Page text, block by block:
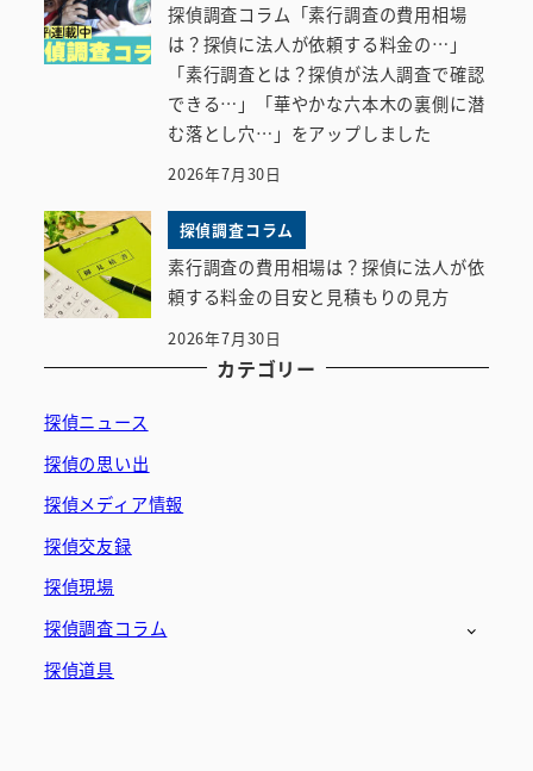
探偵調査コラム「素行調査の費用相場
は？探偵に法人が依頼する料金の…」
「素行調査とは？探偵が法人調査で確認
できる…」「華やかな六本木の裏側に潜
む落とし穴…」をアップしました
2026年7月30日
探偵調査コラム
素行調査の費用相場は？探偵に法人が依
頼する料金の目安と見積もりの見方
2026年7月30日
カテゴリー
探偵ニュース
探偵の思い出
探偵メディア情報
探偵交友録
探偵現場
探偵調査コラム
探偵道具